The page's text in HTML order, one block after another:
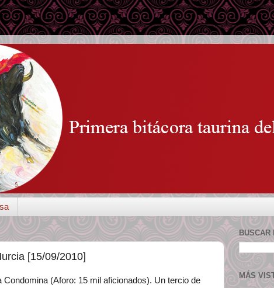
[15/09/2010]
(Aforo: 15 mil aficionados). Un tercio de
BUSCAR
MÁS